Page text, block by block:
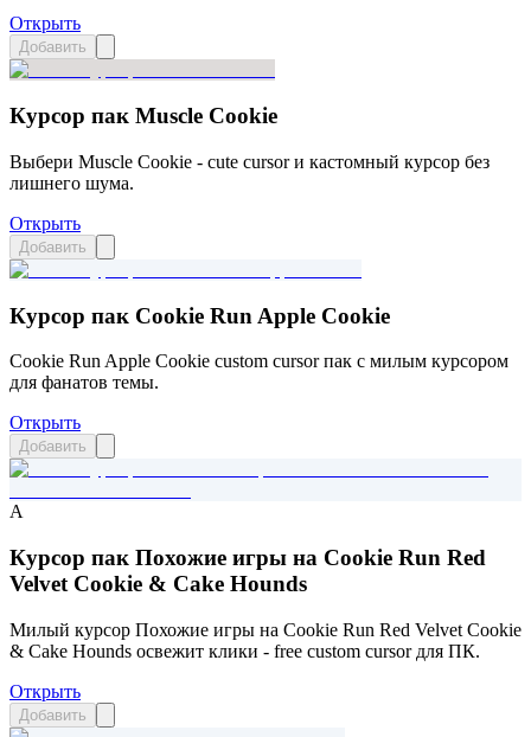
Открыть
Добавить
Курсор пак Muscle Cookie
Выбери Muscle Cookie - cute cursor и кастомный курсор без
лишнего шума.
Открыть
Добавить
Курсор пак Cookie Run Apple Cookie
Cookie Run Apple Cookie custom cursor пак с милым курсором
для фанатов темы.
Открыть
Добавить
A
Курсор пак Похожие игры на Cookie Run Red
Velvet Cookie & Cake Hounds
Милый курсор Похожие игры на Cookie Run Red Velvet Cookie
& Cake Hounds освежит клики - free custom cursor для ПК.
Открыть
Добавить